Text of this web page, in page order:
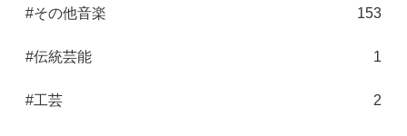
#その他音楽 153
#伝統芸能 1
#工芸 2